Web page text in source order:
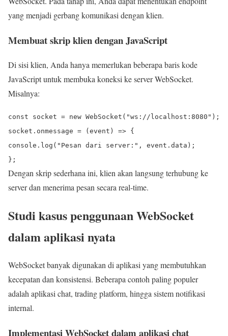
yang menjadi gerbang komunikasi dengan klien.
Membuat skrip klien dengan JavaScript
Di sisi klien, Anda hanya memerlukan beberapa baris kode
JavaScript untuk membuka koneksi ke server WebSocket.
Misalnya:
const socket = new WebSocket ( "ws://localhost:8080" );
socket. onmessage = ( event ) => {
console . log ( "Pesan dari server:" , event. data );
};
Dengan skrip sederhana ini, klien akan langsung terhubung ke
server dan menerima pesan secara real-time.
Studi kasus penggunaan WebSocket
dalam aplikasi nyata
WebSocket banyak digunakan di aplikasi yang membutuhkan
kecepatan dan konsistensi. Beberapa contoh paling populer
adalah aplikasi chat, trading platform, hingga sistem notifikasi
internal.
Implementasi WebSocket dalam aplikasi chat